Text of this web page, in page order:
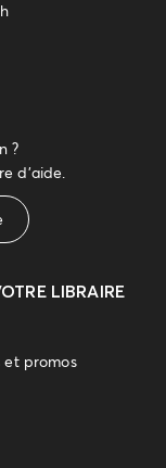
?
d'aide.
LIBRAIRE
et promos